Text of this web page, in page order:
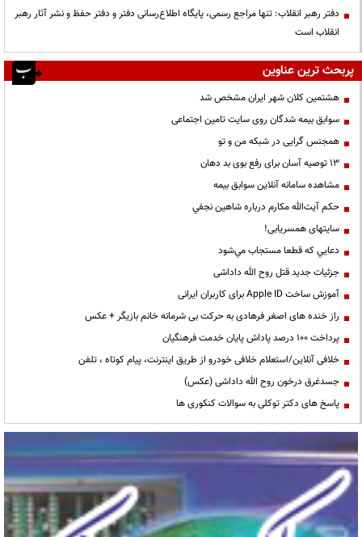
دفتر رهبر انقلاب: تنها مراجع رسمی، پایگاه اطلاع‌رسانی دفتر و دفتر حفظ و نشر آثار رهبر
انقلاب است
پربحث ترین عناوین
هشتمین کلان شهر ایران مشخص شد
سوابق بیمه شدگان روی سایت تامین اجتماعی
همجنس گرایی در شبکه من و تو
13 توصیه آسان برای رفع بوی بد دهان
مشاهده سامانه آنلاين سوابق بیمه
حكم آيت‌الله مكارم درباره شاهين نجفي
سایتهای همسریابی!
دعايي كه قطعا مستجاب مي‌شود
جزئیات جدید قتل روح الله داداشی
آموزش ساخت Apple ID برای کاربران ایرانی
راز خنده های اصغر فرهادی به حرکت بی شرمانه خانم بازیگر + عکس
پرداخت ۱۰۰ درصد پاداش پایان خدمت فرهنگیان
خلافی آنلاین/استعلام خلافی خودرو از طریق اینترنت، پیام کوتاه ، تلفن
جسدغرق درخون روح الله داداشی (عکس)
پاسخ های دکتر توکلی به سوالات کنکوری ها